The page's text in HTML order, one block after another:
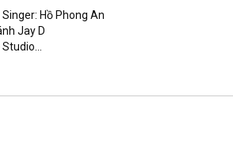
Hồ Phong An
Jay D
Studio
Background Vocal: Đinh Hoàng Quốc
Võ Thị Bích Trâm